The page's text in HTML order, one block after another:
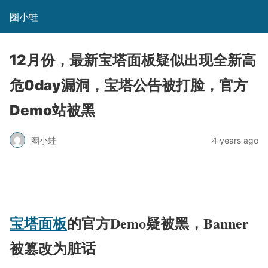
圈小蛙
12月份，最新宝塔面板疑似出现全新高
危0day漏洞，宝塔公告被打脸，官方
Demo站被黑
圈小蛙 4 years ago
宝塔面板的官方Demo疑被黑，Banner
被篡改为脏话